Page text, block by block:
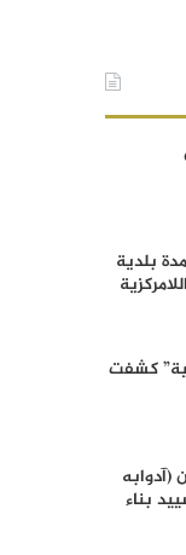
بلدية
كشفت
بناء